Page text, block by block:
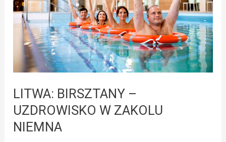
LITWA: BIRSZTANY –
UZDROWISKO W ZAKOLU
NIEMNA
W
ZAKOLU
NIEMNA